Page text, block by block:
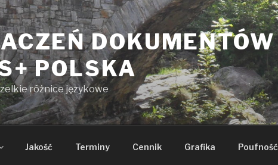
DOKUMENTÓW
POLSKA
różnice językowe
Jakość Terminy Cennik Grafika Poufność